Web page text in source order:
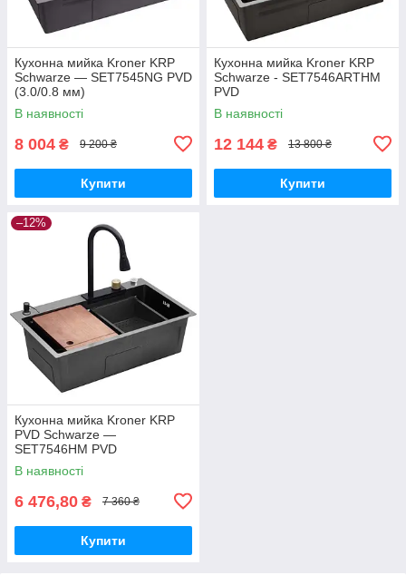
Кухонна мийка Kroner KRP
Schwarze — SET7545NG PVD
(3.0/0.8 мм)
В наявності
8 004 ₴ 9 200 ₴
Купити
Кухонна мийка Kroner KRP
Schwarze - SET7546ARTHM
PVD
В наявності
12 144 ₴ 13 800 ₴
Купити
–12%
Кухонна мийка Kroner KRP
PVD Schwarze —
SET7546HM PVD
В наявності
6 476,80 ₴ 7 360 ₴
Купити